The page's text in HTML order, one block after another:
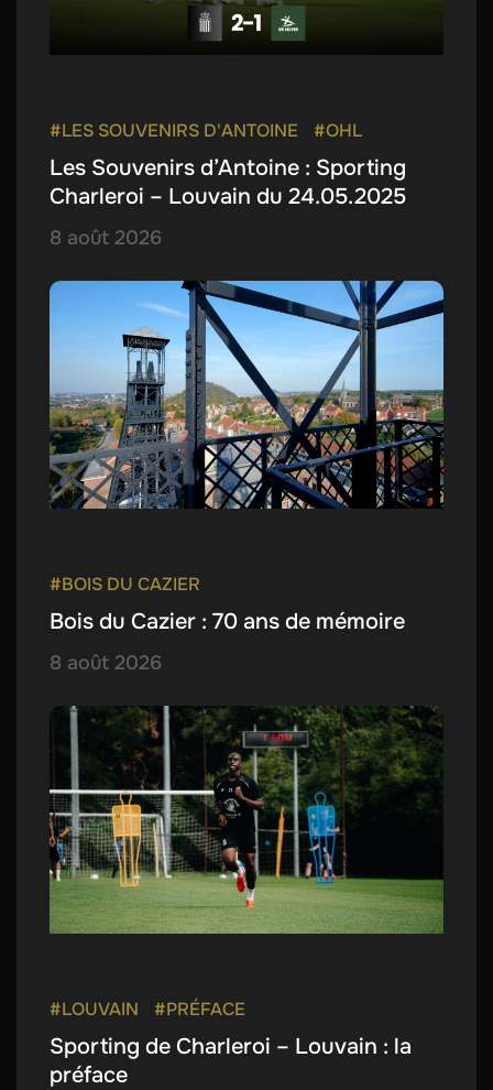
#LES SOUVENIRS D'ANTOINE #OHL
Les Souvenirs d’Antoine : Sporting
Charleroi – Louvain du 24.05.2025
8 août 2026
#BOIS DU CAZIER
Bois du Cazier : 70 ans de mémoire
8 août 2026
#LOUVAIN #PRÉFACE
Sporting de Charleroi – Louvain : la
préface